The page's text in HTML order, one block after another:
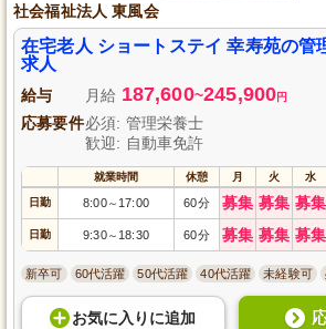
社会福祉法人 東風会
在宅老人 ショートステイ 幸寿苑の管
求人
給与 月給 187,600~245,900円
応募要件必須: 管理栄養士
歓迎: 自動車免許
就業時間 休憩 月 火 水
日勤 8:00～ 17:00 60分 募集 募集 募集
日勤 9:30～ 18:30 60分 募集 募集 募集
新卒可 60代活躍 50代活躍 40代活躍 未経験可
お気に入り に追加